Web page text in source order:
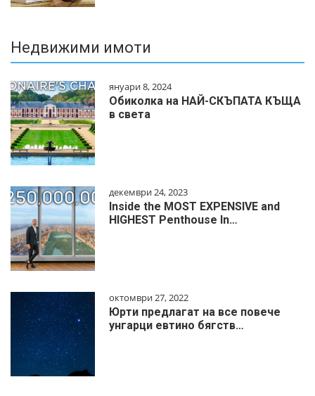
Недвижими имоти
януари 8, 2024
Обиколка на НАЙ-СКЪПАТА КЪЩА
в света
декември 24, 2023
Inside the MOST EXPENSIVE and
HIGHEST Penthouse In…
октомври 27, 2022
Юрти предлагат на все повече
унгарци евтино бягств…